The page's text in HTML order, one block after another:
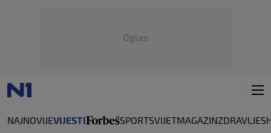
Oglas
NAJNOVIJEVIJESTI SPORTSVIJETMAGAZINZDRAVLJE